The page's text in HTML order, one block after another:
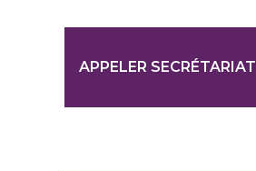
APPELER SECRÉTARIAT